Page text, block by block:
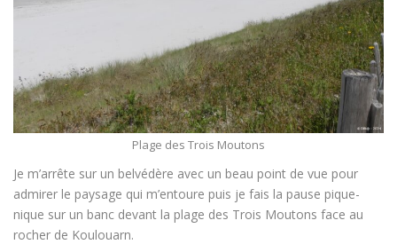
Plage des Trois Moutons
Je m’arrête sur un belvédère avec un beau point de vue pour
admirer le paysage qui m’entoure puis je fais la pause pique-
nique sur un banc devant la plage des Trois Moutons face au
rocher de Koulouarn.